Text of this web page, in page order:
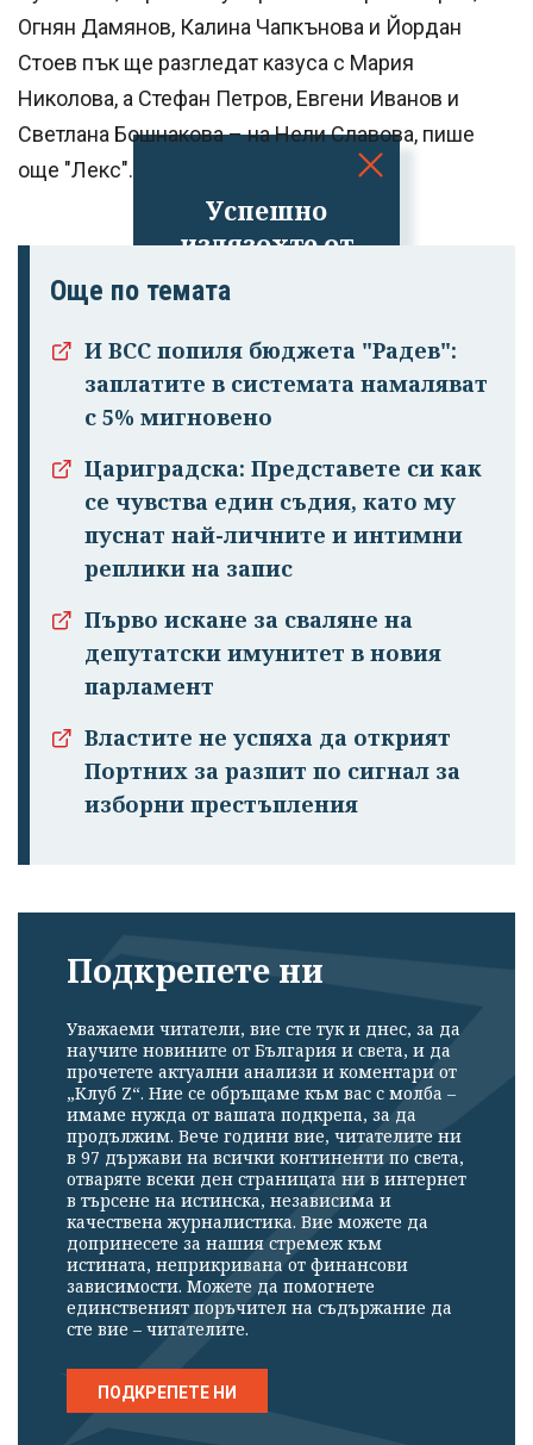
Успешно
излязохте от
профила си!
Огнян Дамянов, Калина Чапкънова и Йордан
Стоев пък ще разгледат казуса с Мария
Николова, а Стефан Петров, Евгени Иванов и
Светлана Бошнакова – на Нели Славова, пише
още "Лекс".
Още по темата
И ВСС попиля бюджета "Радев":
заплатите в системата намаляват
с 5% мигновено
Цариградска: Представете си как
се чувства един съдия, като му
пуснат най-личните и интимни
реплики на запис
Първо искане за сваляне на
депутатски имунитет в новия
парламент
Властите не успяха да открият
Портних за разпит по сигнал за
изборни престъпления
Подкрепете ни
Уважаеми читатели, вие сте тук и днес, за да
научите новините от България и света, и да
прочетете актуални анализи и коментари от
„Клуб Z“. Ние се обръщаме към вас с молба –
имаме нужда от вашата подкрепа, за да
продължим. Вече години вие, читателите ни
в 97 държави на всички континенти по света,
отваряте всеки ден страницата ни в интернет
в търсене на истинска, независима и
качествена журналистика. Вие можете да
допринесете за нашия стремеж към
истината, неприкривана от финансови
зависимости. Можете да помогнете
единственият поръчител на съдържание да
сте вие – читателите.
ПОДКРЕПЕТЕ НИ